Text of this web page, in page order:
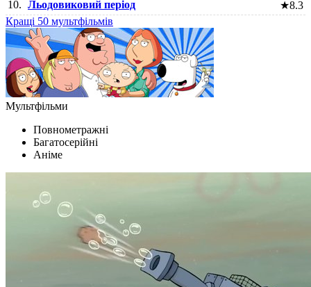
10. Льодовиковий період ★8.3
Кращі 50 мультфільмів
Мультфільми
Повнометражні
Багатосерійні
Аніме